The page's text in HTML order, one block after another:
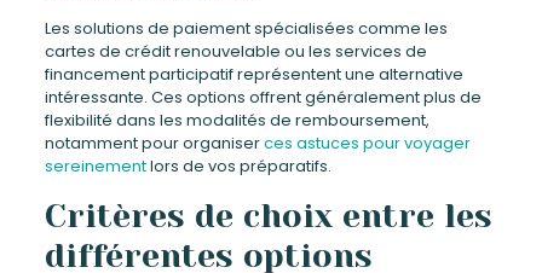
Les solutions de paiement spécialisées comme les
cartes de crédit renouvelable ou les services de
financement participatif représentent une alternative
intéressante. Ces options offrent généralement plus de
flexibilité dans les modalités de remboursement,
notamment pour organiserces astuces pour voyager
sereinementlors de vos préparatifs.
Critères de choix entre les
différentes options